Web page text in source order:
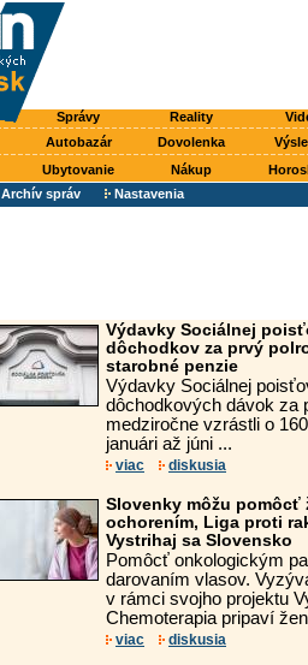
Správy Reality
Autobazár Dovolenka
Ubytovanie Nákup
Archív správ Nastavenia
Výdavky Sociálnej
dôchodkov za prvý
starobné penzie
Výdavky Sociálnej
dôchodkových dávok za
medziročne vzrástli o
januári až júni ...
viac diskusia
Slovenky môžu pomôcť
ochorením, Liga proti
Vystrihaj sa Slovensko
Pomôcť onkologickým
darovaním vlasov.
v rámci svojho projektu
Chemoterapia pripaví
viac diskusia